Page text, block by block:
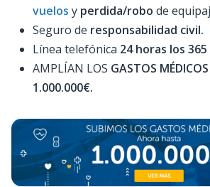
vuelos y perdida/robo de
Seguro de responsabilidad civil.
Línea telefónica 24 horas los 365
AMPLÍAN LOS GASTOS
1.000.000€.